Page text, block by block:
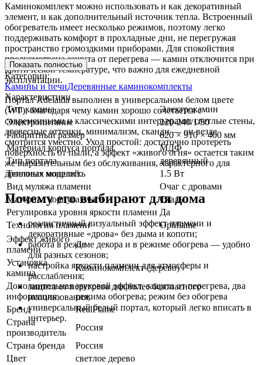
Каминокомплект можно использовать и как декоративный
элемент, и как дополнительный источник тепла. Встроенный
обогреватель имеет несколько режимов, поэтому легко
поддерживать комфорт в прохладные дни, не перегружая
пространство громоздкими приборами. Для спокойствия
предусмотрена защита от перегрева — камин отключится при
критической температуре, что важно для ежедневной
эксплуатации.
Портал Adelaida выполнен в универсальном белом цвете
(WT), благодаря чему камин хорошо сочетается с
современными и классическими интерьерами: светлые стены,
древесные оттенки, минимализм, сканди — он везде
смотрится уместно. Уход простой: достаточно протереть
поверхность от пыли, а эффект «живого огня» остается таким
же выразительным без обслуживания, характерного для
дровяных моделей.
Почему его выбирают для дома
реалистичный визуальный эффект пламени и
декоративные «дрова» без дыма и копоти;
работа в режиме декора и в режиме обогрева — удобно
для разных сезонов;
настройка яркости пламени для атмосферы и
расслабления;
защита от перегрева для более безопасного
использования;
универсальный белый портал, который легко вписать в
интерьер.
Показать полностью
Категории:
Камины и печиДеревянные каминокомплекты
Характеристики
Тип камина
Электрокамин
Электропитание
220-240/1/50
Габаритный размер
820 × 910 × 400 мм
Материал корпуса портала
МДФ
Тип портала
деревянный
Тепловая мощность
1.5 Вт
Вид муляжа пламени
Очаг с дровами
Материал корпуса очага
Сталь
Регулировка уровня яркости пламени Да
Технология пламени
Optiflame
Эффект живого
пламени
Да
Установка
камина
Каминокомплект (дерево)
Дополнительная
информация
звуковой эффект, защита от перегрева, два
режима обогрева; режим без обогрева
Бренд
RealFlame
Страна
производитель
Россия
Страна бренда
Россия
Цвет
светлое дерево